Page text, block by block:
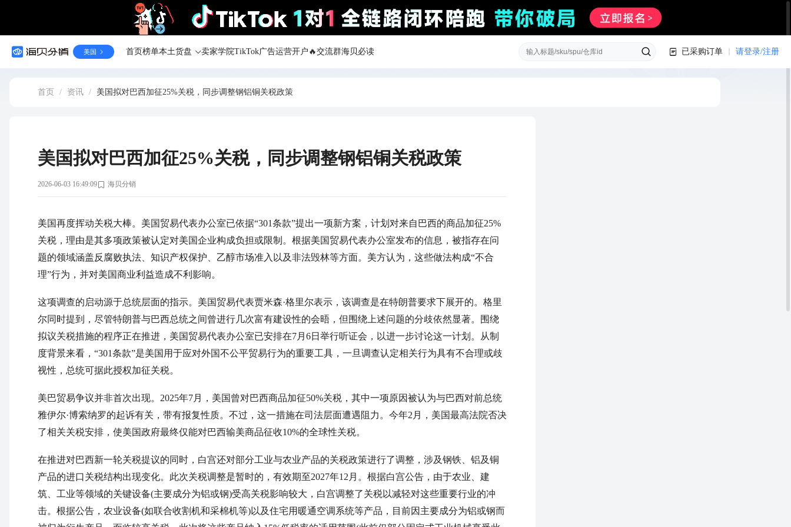
美国 首页榜单本土货盘 卖家学院TikTok广告运营开户 🔥交流群海贝必读 已采购订单 请登录/注册
首页 / 资讯 / 美国拟对巴西加征25%关税，同步调整钢铝铜关税政策
美国拟对巴西加征25%关税，同步调整钢铝铜关税政策
2026-06-03 16:49:09 海贝分销
美国再度挥动关税大棒。美国贸易代表办公室已依据“301条款”提出一项新方案，计划对来自巴西的商品加征25%
关税，理由是其多项政策被认定对美国企业构成负担或限制。根据美国贸易代表办公室发布的信息，被指存在问
题的领域涵盖反腐败执法、知识产权保护、乙醇市场准入以及非法毁林等方面。美方认为，这些做法构成“不合
理”行为，并对美国商业利益造成不利影响。
这项调查的启动源于总统层面的指示。美国贸易代表贾米森·格里尔表示，该调查是在特朗普要求下展开的。格里
尔同时提到，尽管特朗普与巴西总统之间曾进行几次富有建设性的会晤，但围绕上述问题的分歧依然显著。围绕
拟议关税措施的程序正在推进，美国贸易代表办公室已安排在7月6日举行听证会，以进一步讨论这一计划。从制
度背景来看，“301条款”是美国用于应对外国不公平贸易行为的重要工具，一旦调查认定相关行为具有不合理或歧
视性，总统可据此授权加征关税。
美巴贸易争议并非首次出现。2025年7月，美国曾对巴西商品加征50%关税，其中一项原因被认为与巴西对前总统
雅伊尔·博索纳罗的起诉有关，带有报复性质。不过，这一措施在司法层面遭遇阻力。今年2月，美国最高法院否决
了相关关税安排，使美国政府最终仅能对巴西输美商品征收10%的全球性关税。
在推进对巴西新一轮关税提议的同时，白宫还对部分工业与农业产品的关税政策进行了调整，涉及钢铁、铝及铜
产品的进口关税结构出现变化。此次关税调整是暂时的，有效期至2027年12月。根据白宫公告，由于农业、建
筑、工业等领域的关键设备(主要成分为铝或钢)受高关税影响较大，白宫调整了关税以减轻对这些重要行业的冲
击。根据公告，农业设备(如联合收割机和采棉机等)以及住宅用暖通空调系统等产品，目前因主要成分为铝或钢而